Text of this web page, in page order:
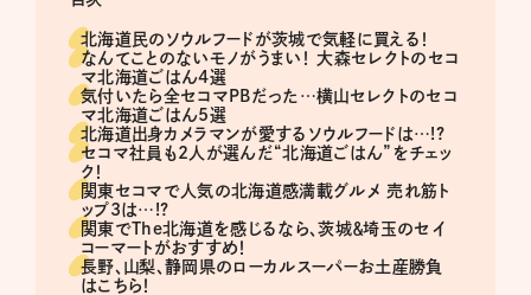
北海道民のソウルフードが茨城で気軽に買える！
なんてことのないモノがうまい！ 大森セレクトのセコ
マ北海道ごはん4選
気付いたら全セコマPBだった…横山セレクトのセコ
マ北海道ごはん5選
北海道出身カメラマンが愛するソウルフードは…!?
セコマ社員も2人が選んだ“北海道ごはん”をチェッ
ク！
関東セコマで人気の北海道感満載グルメ 売れ筋ト
ップ3は…!?
関東でThe北海道を感じるなら、茨城＆埼玉のセイ
コーマートがおすすめ！
長野、山梨、静岡県のローカルスーパーお土産勝負
はこちら！